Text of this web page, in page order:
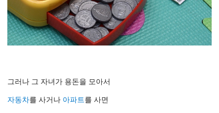
그러나 그 자녀가 용돈을 모아서
자동차를 사거나 아파트를 사면